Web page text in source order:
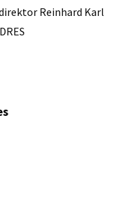
Reinhard Karl